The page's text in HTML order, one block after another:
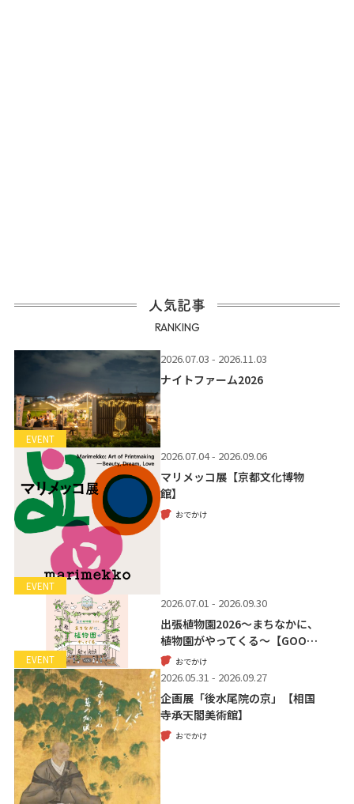
人気記事
RANKING
EVENT
2026.07.03 - 2026.11.03
ナイトファーム2026
EVENT
2026.07.04 - 2026.09.06
マリメッコ展【京都文化博物
館】
おでかけ
EVENT
2026.07.01 - 2026.09.30
出張植物園2026～まちなかに、
植物園がやってくる～【GOO…
おでかけ
2026.05.31 - 2026.09.27
企画展「後水尾院の京」【相国
寺承天閣美術館】
おでかけ